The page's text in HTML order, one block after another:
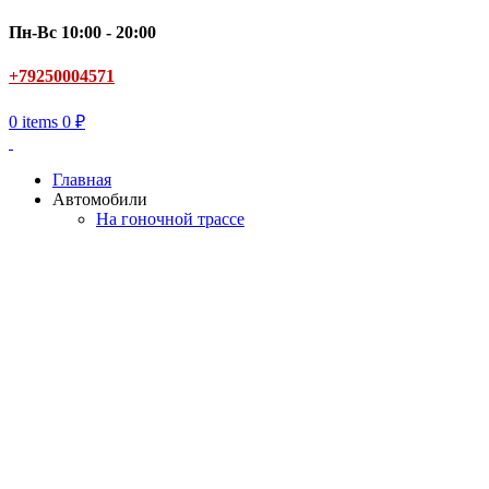
Пн-Вс 10:00 - 20:00
+79250004571
0 items 0 ₽
Главная
Автомобили
На гоночной трассе